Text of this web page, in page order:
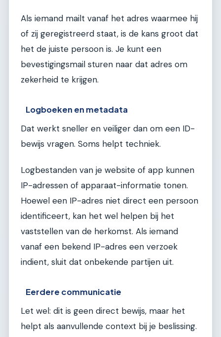
Als iemand mailt vanaf het adres waarmee hij
of zij geregistreerd staat, is de kans groot dat
het de juiste persoon is. Je kunt een
bevestigingsmail sturen naar dat adres om
zekerheid te krijgen.
Logboeken en metadata
Dat werkt sneller en veiliger dan om een ID-
bewijs vragen. Soms helpt techniek.
Logbestanden van je website of app kunnen
IP-adressen of apparaat-informatie tonen.
Hoewel een IP-adres niet direct een persoon
identificeert, kan het wel helpen bij het
vaststellen van de herkomst. Als iemand
vanaf een bekend IP-adres een verzoek
indient, sluit dat onbekende partijen uit.
Eerdere communicatie
Let wel: dit is geen direct bewijs, maar het
helpt als aanvullende context bij je beslissing.